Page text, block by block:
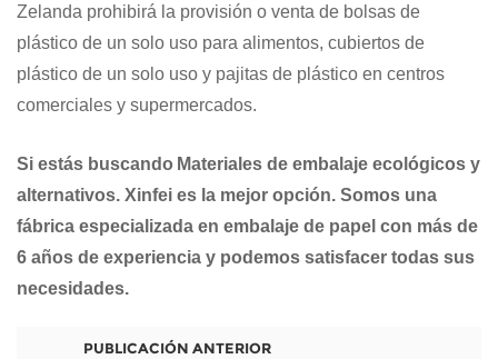
Zelanda prohibirá la provisión o venta de bolsas de
plástico de un solo uso para alimentos, cubiertos de
plástico de un solo uso y pajitas de plástico en centros
comerciales y supermercados.
Si estás buscando Materiales de embalaje ecológicos y
alternativos. Xinfei es la mejor opción. Somos una
fábrica especializada en embalaje de papel con más de
6 años de experiencia y podemos satisfacer todas sus
necesidades.
PUBLICACIÓN ANTERIOR